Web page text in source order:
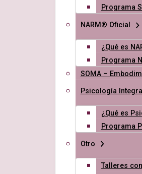
Programa
NARM® Oficial
¿Qué es
Programa
SOMA –
Psicología
¿Qué es
Programa
Otro
Talleres